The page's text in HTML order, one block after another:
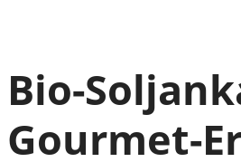
Bio-
Gourmet-